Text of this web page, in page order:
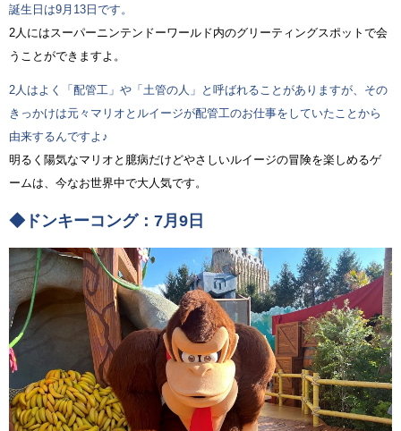
誕生日は9月13日です。
2人にはスーパーニンテンドーワールド内のグリーティングスポットで会
うことができますよ。
2人はよく「配管工」や「土管の人」と呼ばれることがありますが、その
きっかけは元々マリオとルイージが配管工のお仕事をしていたことから
由来するんですよ♪
明るく陽気なマリオと臆病だけどやさしいルイージの冒険を楽しめるゲ
ームは、今なお世界中で大人気です。
◆ドンキーコング：7月9日